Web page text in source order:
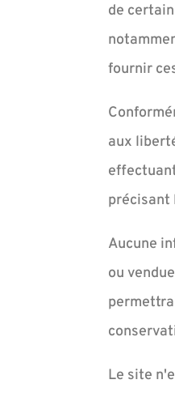
de
fournir
aux
précisant
Aucune
ou
Le site